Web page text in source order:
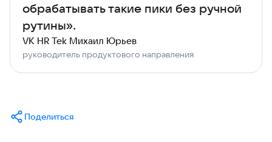
обрабатывать такие пики без ручной
рутины».
VK HR Tek Михаил Юрьев
руководитель продуктового направления
Поделиться